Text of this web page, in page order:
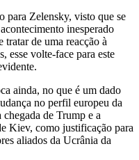
para Zelensky, visto que se
inesperado
tratar de uma reacção à
esse volte-face para este
ainda, no que é um dado
no perfil europeu da
de Trump e a
Kiev, como justificação para
aliados da Ucrânia da